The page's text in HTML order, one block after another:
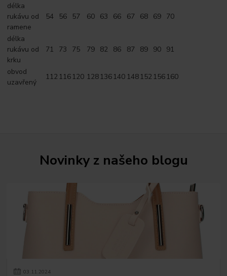
délka
rukávu od
ramene
54 56 57 60 63 66 67 68 69 70
délka
rukávu od
krku
71 73 75 79 82 86 87 89 90 91
obvod
uzavřený
112 116 120 128 136 140 148 152 156 160
Novinky z našeho blogu
03. 11.2024